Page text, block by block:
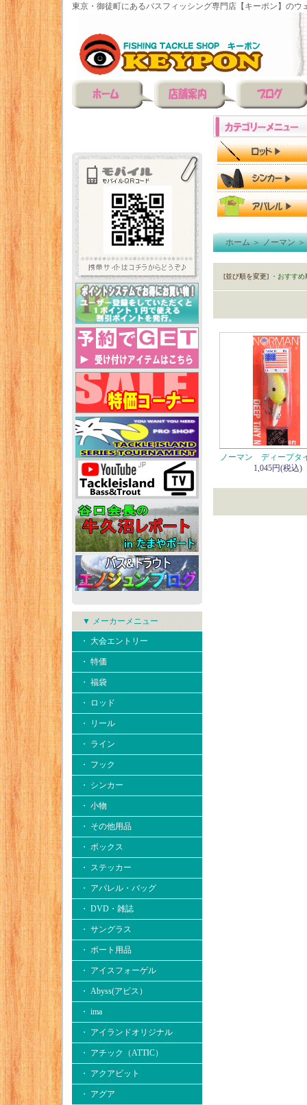
東京・御徒町にあるバスフィッシング専門店【キーポン】のウ
▼ メーカーメニュー
・ 大会エントリー
・ 特価
・ 福袋
・ ロッド
・ リール
・ ライン
・ フック
・ シンカー
・ 小物
・ その他用品
・ ボックス
・ ステッカー
・ アパレル・バッグ
・ DVD・雑誌
・ サングラス
・ ボート用品
・ アイスフォーゲル
・ Abyss(アビス）
・ ima
・ アイランドオリジナル
・ アチック（ATTIC）
・ アクアビット
・ アグア
ホーム＞ノーマン＞
[並び順を変更] ・おすすめ
ノーマン ディープタ
1,045円(税込)